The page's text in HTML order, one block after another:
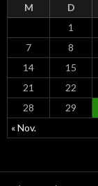
M D
« Nov.
1
7
8
14
15
21
22
28
29